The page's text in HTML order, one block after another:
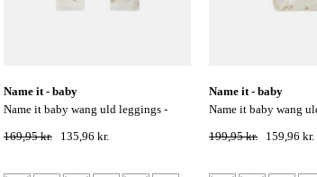
name it - baby
name it baby wang uld leggings -
169,95 kr. 135,96 kr.
name it - baby
name it baby wang uld l/s
199,95 kr. 159,96 kr.